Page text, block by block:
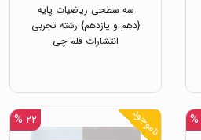
سه سطحی ریاضیات پایه
{دهم و یازدهم} رشته تجربی
انتشارات قلم چی
ناموجود ۲۲ %